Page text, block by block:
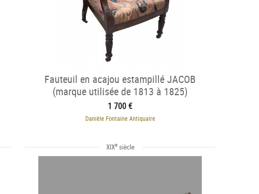
Fauteuil en acajou estampillé JACOB
(marque utilisée de 1813 à 1825)
1 700 €
Danièle Fontaine Antiquaire
XIXesiècle